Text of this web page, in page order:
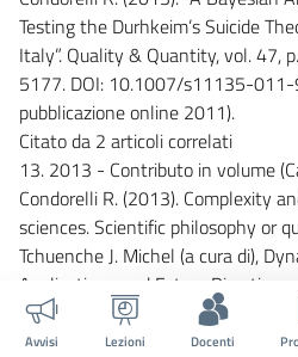
Testing the Durhkeim’s Suicide
Italy”. Quality & Quantity, vol. 47,
5177. DOI: 10.1007/s11135-
pubblicazione online 2011).
Citato da 2 articoli correlati
13. 2013 - Contributo in volume
Condorelli R. (2013). Complexity
sciences. Scientific philosophy or
Tchuenche J. Michel (a cura di),
Applications and Future Directions,
Publisher, Inc., New York, ISBN:
14. 2012- Articolo in rivista
Avvisi Lezioni Docenti